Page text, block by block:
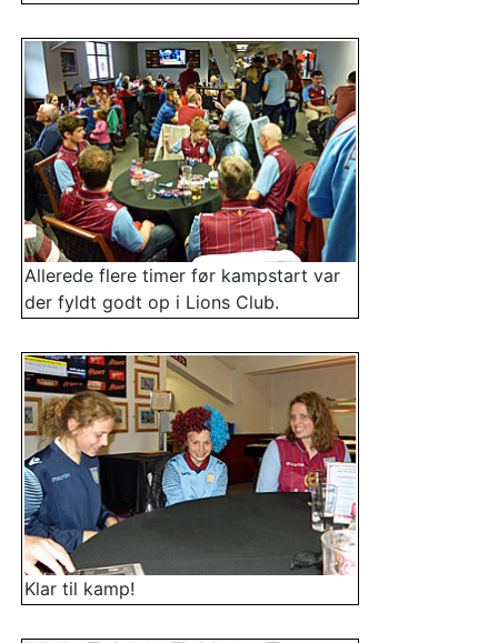
Allerede flere timer før kampstart var
der fyldt godt op i Lions Club.
Klar til kamp!